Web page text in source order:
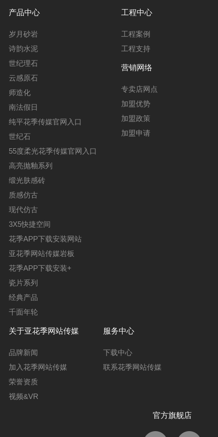
产品中心
岁月砂岩
诗韵水泥
世纪理石
云感原石
师造化
南法假日
纯平花季传媒官网入口
世纪石
55度柔光花季传媒官网入口
高亮抛釉系列
缎光肤感砖
质感仿古
现代仿古
3X5快捷空间
花季APP下载安装网站
亚花季网站传媒岩板
花季APP下载安装+
瓷片系列
经典产品
千面年轮
工程中心
工程案例
工程支持
营销网络
专卖店网点
加盟优势
加盟政策
加盟申请
关于亚花季网站传媒
品牌新闻
加入花季网站传媒
荣誉资质
视频&VR
服务中心
下载中心
联系花季网站传媒
官方旗舰店